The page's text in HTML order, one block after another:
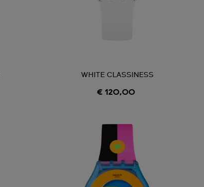
WHITE CLASSINESS
€ 120,00